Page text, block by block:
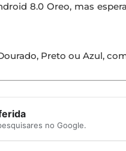
8.0 Oreo, mas
Preto ou Azul,
no Google.